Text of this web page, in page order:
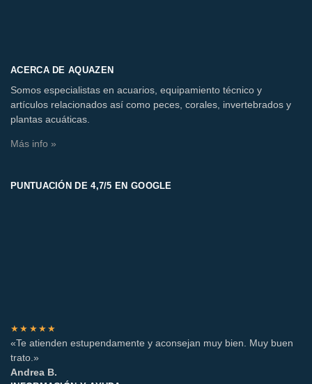
ACERCA DE AQUAZEN
Somos especialistas en acuarios, equipamiento técnico y
artículos relacionados así como peces, corales, invertebrados y
plantas acuáticas.
Más info »
PUNTUACIÓN DE 4,7/5 EN GOOGLE
★★★★★
«Te atienden estupendamente y aconsejan muy bien. Muy buen
trato.»
Andrea B.